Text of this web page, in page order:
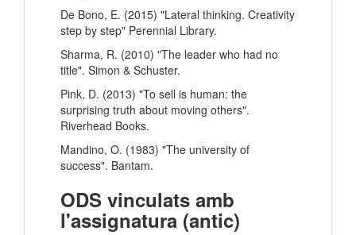
De Bono, E. (2015) "Lateral thinking. Creativity
step by step" Perennial Library.
Sharma, R. (2010) "The leader who had no
title". Simon & Schuster.
Pink, D. (2013) "To sell is human: the
surprising truth about moving others".
Riverhead Books.
Mandino, O. (1983) "The university of
success". Bantam.
ODS vinculats amb
l'assignatura (antic)